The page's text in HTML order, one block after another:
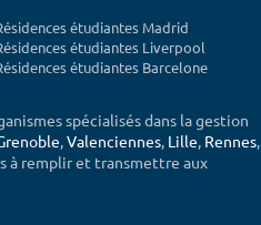
étudiantes Madrid
étudiantes Liverpool
étudiantes Barcelone
spécialisés dans la gestion
,Valenciennes, Lille, Rennes,
à remplir et transmettre aux